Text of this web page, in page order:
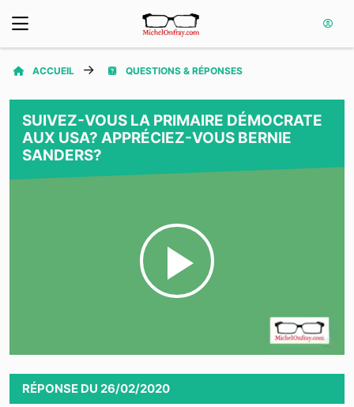
ACCUEIL QUESTIONS & RÉPONSES
SUIVEZ-VOUS LA PRIMAIRE DÉMOCRATE
AUX USA? APPRÉCIEZ-VOUS BERNIE
SANDERS?
Play
Video
RÉPONSE DU 26/02/2020